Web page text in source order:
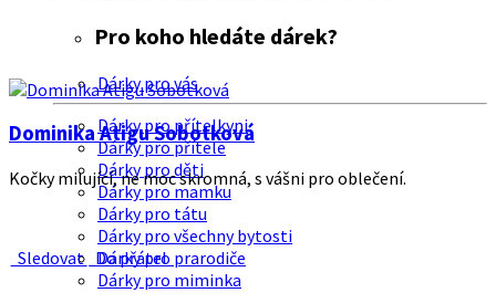
Pro koho hledáte dárek?
Dárky pro vás
Dárky pro přítelkyni
Dárky pro přítele
Dárky pro děti
Dárky pro mamku
Dárky pro tátu
Dárky pro všechny bytosti
Dárky pro prarodiče
Dárky pro miminka
Dominika Atigu Sobotková
Kočky milující, ne moc skromná, s vášni pro oblečení.
Sledovat Do přátel